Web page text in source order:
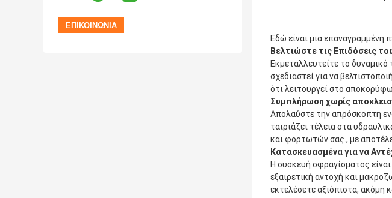
Εδώ είναι μια επαναγραμμένη
Βελτιώστε τις Επιδόσεις
Εκμεταλλευτείτε το
σχεδιαστεί για να
ότι λειτουργεί στο
Συμπλήρωση χωρίς
Απολαύστε την απρόσκοπτη
ταιριάζει τέλεια στα
και φορτωτών σας., με
Κατασκευασμένα για να
Η συσκευή σφραγίσματος
εξαιρετική αντοχή και
εκτελέσετε αξιόπιστα, ακόμη